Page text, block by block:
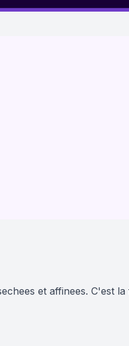
et affinees. C'est la